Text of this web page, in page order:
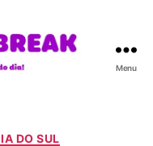
Menu
DO SUL